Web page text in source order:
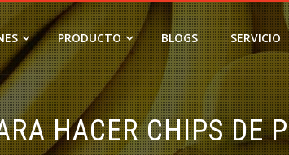
PRODUCTO BLOGS SERVICIO
HACER CHIPS DE